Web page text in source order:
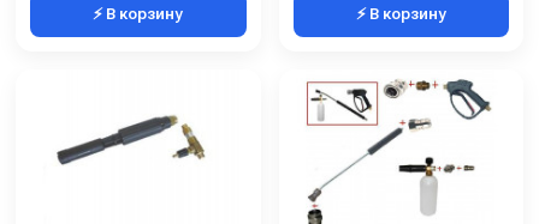
⚡ В корзину ⚡ В корзину